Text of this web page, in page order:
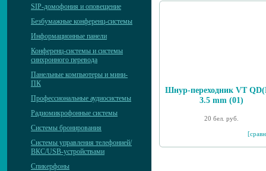
SIP-домофония и оповещение
Безбумажные конференц-системы
Информационные панели
Конференц-системы и системы
синхронного перевода
Панельные компьютеры и мини-
ПК
Профессиональные аудиосистемы
Радиомикрофонные системы
Системы бронирования
Системы управления телефонией/
ВКС/USB-устройствами
Спикерфоны
Шнур-переходник VT
3.5 mm (01)
20 бел. руб.